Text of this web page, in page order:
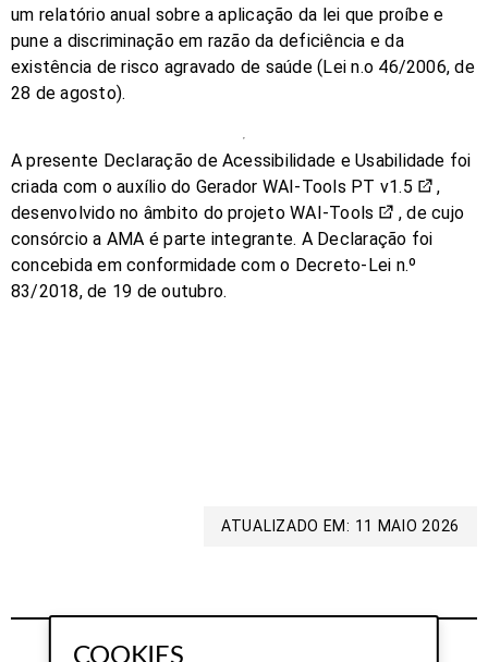
COOKIES
um relatório anual sobre a aplicação da lei que proíbe e
pune a discriminação em razão da deficiência e da
existência de risco agravado de saúde (Lei n.o 46/2006, de
28 de agosto).
A presente Declaração de Acessibilidade e Usabilidade foi
criada com o auxílio do Gerador WAI-Tools PT v1.5
,
desenvolvido no âmbito do projetoWAI-Tools
, de cujo
consórcio a AMA é parte integrante. A Declaração foi
concebida em conformidade com o Decreto-Lei n.º
83/2018, de 19 de outubro.
ATUALIZADO EM: 11 MAIO 2026